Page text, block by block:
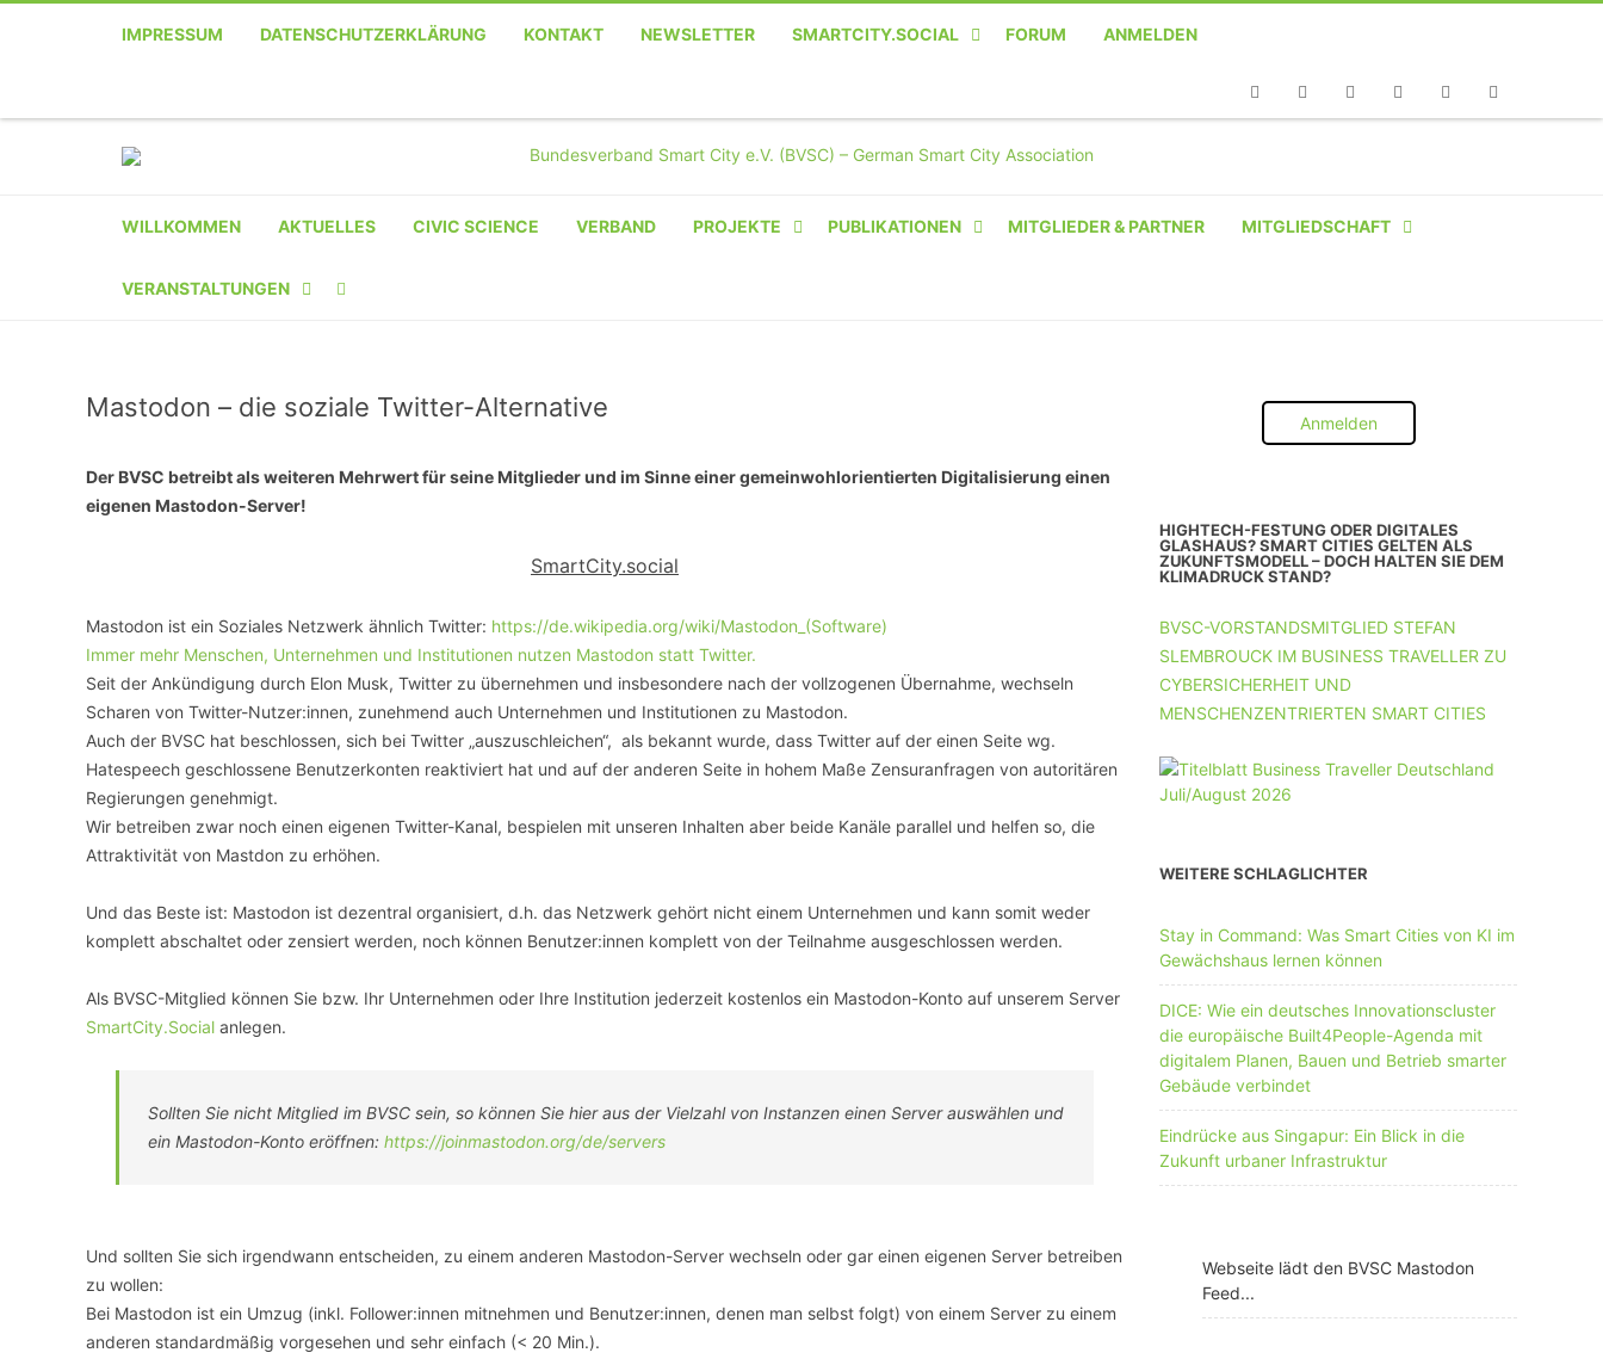
IMPRESSUM DATENSCHUTZERKLÄRUNG KONTAKT NEWSLETTER SMARTCITY.SOCIAL FORUM ANMELDEN
WILLKOMMEN AKTUELLES CIVIC SCIENCE VERBAND PROJEKTE
HECINO / WAITWELL
SMART CITY TERMINOLOGIE
UPSCHOOLING
PUBLIKATIONEN MITGLIEDER & PARTNER MITGLIEDSCHAFT
INSTITUTION
UNTERNEHMEN MIT 11-50 MA
VERANSTALTUNGEN
VERANSTALTER-
VERANSTALTUNG
Mastodon – die soziale Twitter-Alternative
Der BVSC betreibt als weiteren Mehrwert für seine Mitglieder und im Sinne einer gemeinwohlorientierten Digitalisierung einen
eigenen Mastodon-Server!
SmartCity.social
Mastodon ist ein Soziales Netzwerk ähnlich Twitter: https://de.wikipedia.org/wiki/Mastodon_(Software)
Immer mehr Menschen, Unternehmen und Institutionen nutzen Mastodon statt Twitter.
Seit der Ankündigung durch Elon Musk, Twitter zu übernehmen und insbesondere nach der vollzogenen Übernahme, wechseln
Scharen von Twitter-Nutzer:innen, zunehmend auch Unternehmen und Institutionen zu Mastodon.
Auch der BVSC hat beschlossen, sich bei Twitter „auszuschleichen“, als bekannt wurde, dass Twitter auf der einen Seite wg.
Hatespeech geschlossene Benutzerkonten reaktiviert hat und auf der anderen Seite in hohem Maße Zensuranfragen von autoritären
Regierungen genehmigt.
Wir betreiben zwar noch einen eigenen Twitter-Kanal, bespielen mit unseren Inhalten aber beide Kanäle parallel und helfen so, die
Attraktivität von Mastdon zu erhöhen.
Und das Beste ist: Mastodon ist dezentral organisiert, d.h. das Netzwerk gehört nicht einem Unternehmen und kann somit weder
komplett abschaltet oder zensiert werden, noch können Benutzer:innen komplett von der Teilnahme ausgeschlossen werden.
Als BVSC-Mitglied können Sie bzw. Ihr Unternehmen oder Ihre Institution jederzeit kostenlos ein Mastodon-Konto auf unserem Server
SmartCity.Social anlegen.
Sollten Sie nicht Mitglied im BVSC sein, so können Sie hier aus der Vielzahl von Instanzen einen Server auswählen und
ein Mastodon-Konto eröffnen: https://joinmastodon.org/de/servers
Und sollten Sie sich irgendwann entscheiden, zu einem anderen Mastodon-Server wechseln oder gar einen eigenen Server betreiben
zu wollen:
Bei Mastodon ist ein Umzug (inkl. Follower:innen mitnehmen und Benutzer:innen, denen man selbst folgt) von einem Server zu einem
anderen standardmäßig vorgesehen und sehr einfach (< 20 Min.).
Anmelden
HIGHTECH-FESTUNG ODER DIGITALES
GLASHAUS? SMART CITIES GELTEN ALS
ZUKUNFTSMODELL – DOCH HALTEN SIE DEM
KLIMADRUCK STAND?
BVSC-VORSTANDSMITGLIED STEFAN
SLEMBROUCK IM BUSINESS TRAVELLER ZU
CYBERSICHERHEIT UND
MENSCHENZENTRIERTEN SMART CITIES
WEITERE SCHLAGLICHTER
Stay in Command: Was Smart Cities von KI im
Gewächshaus lernen können
DICE: Wie ein deutsches Innovationscluster
die europäische Built4People-Agenda mit
digitalem Planen, Bauen und Betrieb smarter
Gebäude verbindet
Eindrücke aus Singapur: Ein Blick in die
Zukunft urbaner Infrastruktur
Webseite lädt den BVSC Mastodon
Feed...